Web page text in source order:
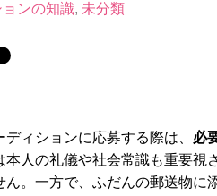
ンの知識, 未分類
ィションに応募する際は、 必
人の礼儀や社会常識も重要視
ん。一方で、ふだんの郵送物に